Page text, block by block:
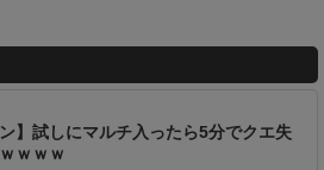
ン】試しにマルチ入ったら5分でクエ失
ｗｗｗ